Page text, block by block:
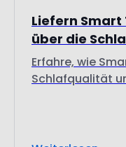
Erfahre, wie
Schlafqualität